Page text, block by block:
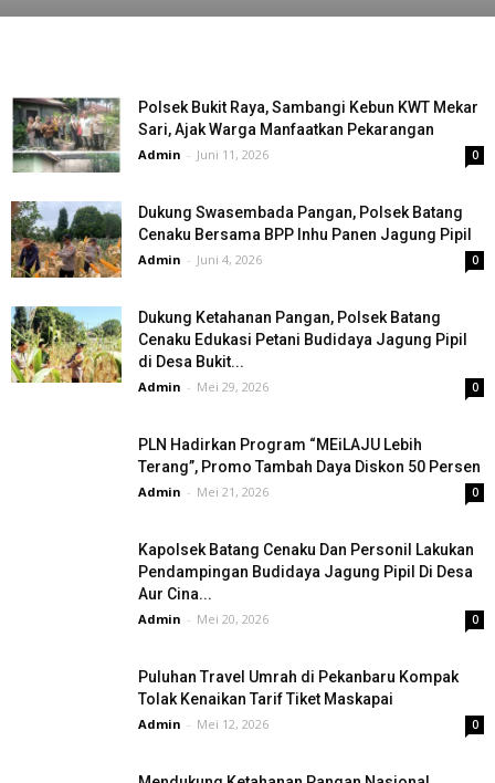
Polsek Bukit Raya, Sambangi Kebun KWT Mekar
Sari, Ajak Warga Manfaatkan Pekarangan
Admin - Juni 11, 2026 0
Dukung Swasembada Pangan, Polsek Batang
Cenaku Bersama BPP Inhu Panen Jagung Pipil
Admin - Juni 4, 2026 0
Dukung Ketahanan Pangan, Polsek Batang
Cenaku Edukasi Petani Budidaya Jagung Pipil
di Desa Bukit...
Admin - Mei 29, 2026 0
PLN Hadirkan Program “MEiLAJU Lebih
Terang”, Promo Tambah Daya Diskon 50 Persen
Admin - Mei 21, 2026 0
Kapolsek Batang Cenaku Dan Personil Lakukan
Pendampingan Budidaya Jagung Pipil Di Desa
Aur Cina...
Admin - Mei 20, 2026 0
Puluhan Travel Umrah di Pekanbaru Kompak
Tolak Kenaikan Tarif Tiket Maskapai
Admin - Mei 12, 2026 0